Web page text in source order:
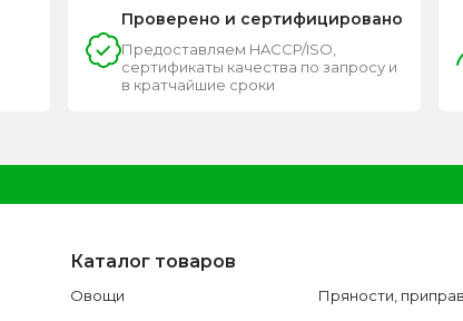
Проверено и сертифицировано
Предоставляем HACCP/ISO,
сертификаты качества по запросу и
в кратчайшие сроки
Каталог товаров
Овощи
Пряности,